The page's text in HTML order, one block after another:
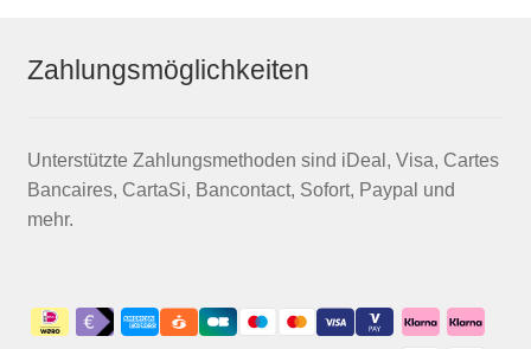
Zahlungsmöglichkeiten
Unterstützte Zahlungsmethoden sind iDeal, Visa, Cartes
Bancaires, CartaSi, Bancontact, Sofort, Paypal und
mehr.